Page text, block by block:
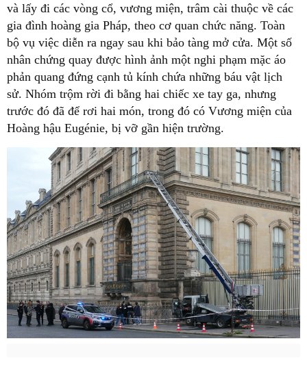
và lấy đi các vòng cổ, vương miện, trâm cài thuộc về các
gia đình hoàng gia Pháp, theo cơ quan chức năng. Toàn
bộ vụ việc diễn ra ngay sau khi bảo tàng mở cửa. Một số
nhân chứng quay được hình ảnh một nghi phạm mặc áo
phản quang đứng cạnh tủ kính chứa những báu vật lịch
sử. Nhóm trộm rời đi bằng hai chiếc xe tay ga, nhưng
trước đó đã để rơi hai món, trong đó có Vương miện của
Hoàng hậu Eugénie, bị vỡ gần hiện trường.